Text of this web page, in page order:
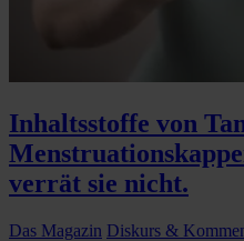
Inhaltsstoffe von
verrät sie nicht.
Das Magazin Diskurs &